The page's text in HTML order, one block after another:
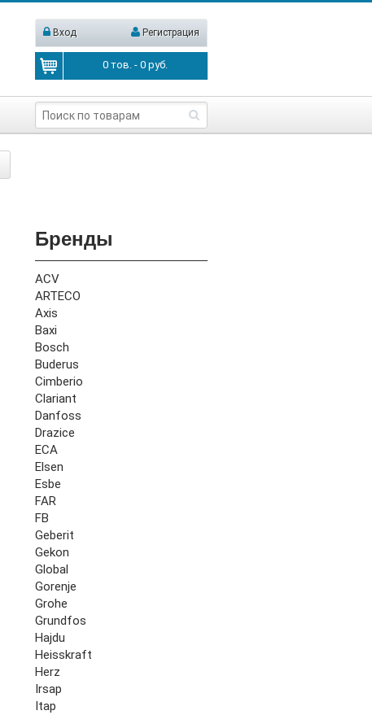
Вход Регистрация
0 тов. -0 руб.
Бренды
ACV
ARTECO
Axis
Baxi
Bosch
Buderus
Cimberio
Clariant
Danfoss
Drazice
ECA
Elsen
Esbe
FAR
FB
Geberit
Gekon
Global
Gorenje
Grohe
Grundfos
Hajdu
Heisskraft
Herz
Irsap
Itap